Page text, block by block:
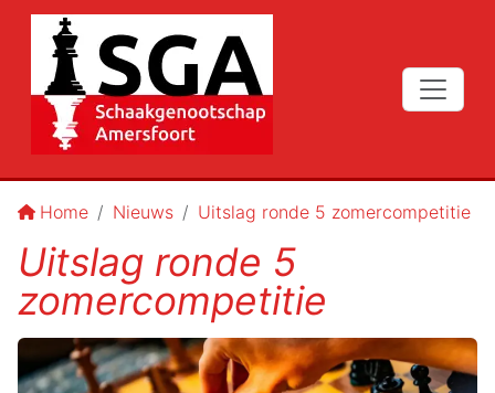
Home Nieuws Uitslag ronde 5 zomercompetitie
Uitslag ronde 5
zomercompetitie